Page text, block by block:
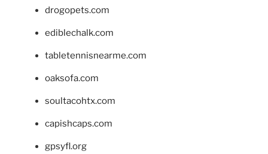
drogopets.com
ediblechalk.com
tabletennisnearme.com
oaksofa.com
soultacohtx.com
capishcaps.com
gpsyfl.org